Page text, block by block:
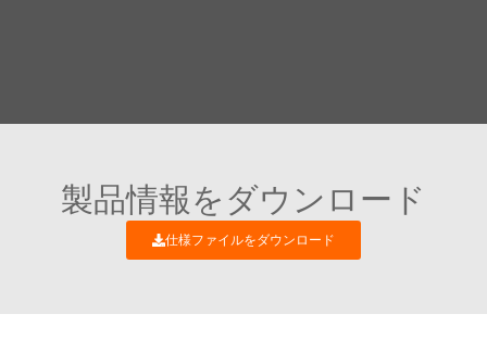
製品情報をダウンロード
仕様ファイルをダウンロード